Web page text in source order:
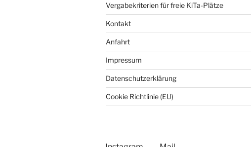
Vergabekriterien für freie KiTa-Plätze
Kontakt
Anfahrt
Impressum
Datenschutzerklärung
Cookie Richtlinie (EU)